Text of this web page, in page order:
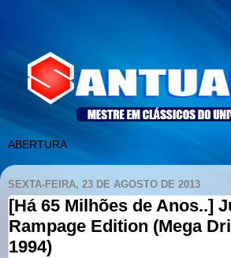
SEXTA-FEIRA, 23 DE AGOSTO DE 2013
[Há 65 Milhões de Anos..]
Rampage Edition (Mega
1994)